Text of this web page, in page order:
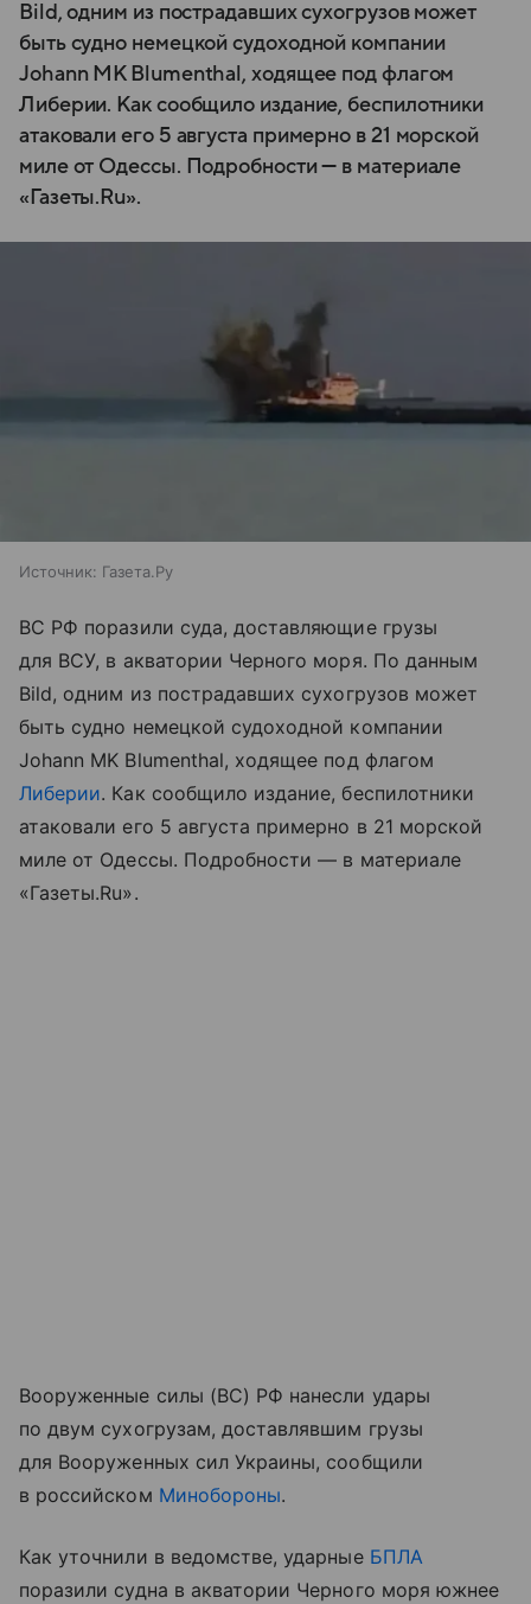
Bild, одним из пострадавших сухогрузов может
быть судно немецкой судоходной компании
Johann MK Blumenthal, ходящее под флагом
Либерии. Как сообщило издание, беспилотники
атаковали его 5 августа примерно в 21 морской
миле от Одессы. Подробности — в материале
«Газеты.Ru».
Источник: Газета.Ру
ВС РФ поразили суда, доставляющие грузы
для ВСУ, в акватории Черного моря. По данным
Bild, одним из пострадавших сухогрузов может
быть судно немецкой судоходной компании
Johann MK Blumenthal, ходящее под флагом
Либерии. Как сообщило издание, беспилотники
атаковали его 5 августа примерно в 21 морской
миле от Одессы. Подробности — в материале
«Газеты.Ru».
Вооруженные силы (ВС) РФ нанесли удары
по двум сухогрузам, доставлявшим грузы
для Вооруженных сил Украины, сообщили
в российском Минобороны.
Как уточнили в ведомстве, ударные БПЛА
поразили судна в акватории Черного моря южнее